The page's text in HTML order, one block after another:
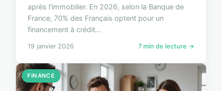
après l'immobilier. En 2026, selon la Banque de
France, 70% des Français optent pour un
financement à crédit...
19 janvier 2026 7 min de lecture →
FINANCE